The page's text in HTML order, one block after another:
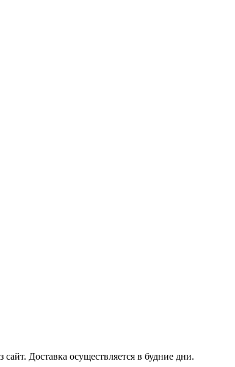
Доставка осуществляется в будние дни.